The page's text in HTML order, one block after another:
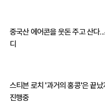
중국산 에어콘을 웃돈 주고 산다
디
스티븐 로치 '과거의 홍콩'은 끝
진행중